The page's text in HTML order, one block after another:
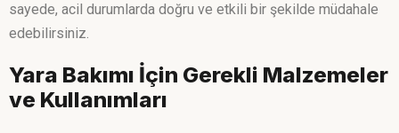
sayede, acil durumlarda doğru ve etkili bir şekilde müdahale
edebilirsiniz.
Yara Bakımı İçin Gerekli Malzemeler
ve Kullanımları